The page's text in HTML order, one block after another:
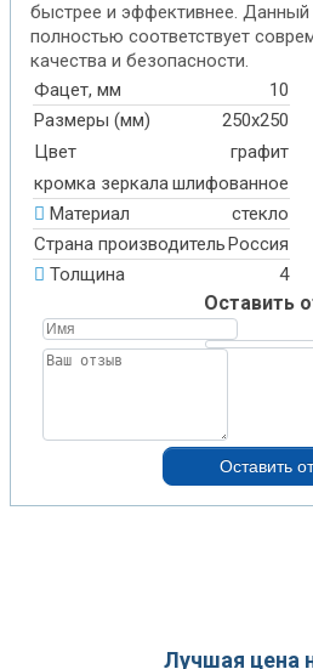
быстрее и эффективнее.
полностью соответствует
качества и безопасности.
Фацет, мм
10
Размеры (мм)
250х250
Цвет
графит
кромка зеркалашлифованное
Материал
стекло
Страна производительРоссия
Толщина
4
Оставить
Оставить
Лучшая цена